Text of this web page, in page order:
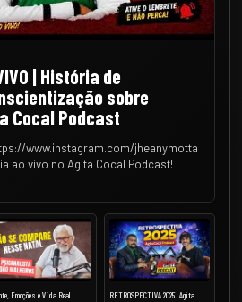
| História de
sobre
Cocal Podcast
www.instagram.com/jheanymotta
ao vivo no Agita Cocal Podcast!
Emoções e Vida Real…
RETROSPECTIVA 2025 | Agita